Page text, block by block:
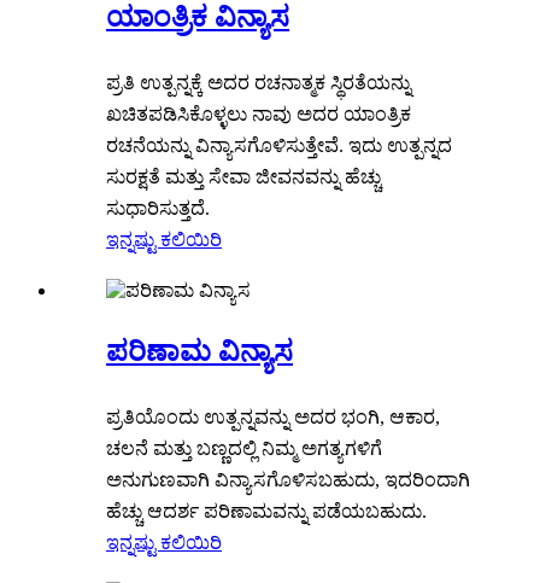
ಯಾಂತ್ರಿಕ ವಿನ್ಯಾಸ
ಪ್ರತಿ ಉತ್ಪನ್ನಕ್ಕೆ ಅದರ ರಚನಾತ್ಮಕ ಸ್ಥಿರತೆಯನ್ನು
ಖಚಿತಪಡಿಸಿಕೊಳ್ಳಲು ನಾವು ಅದರ ಯಾಂತ್ರಿಕ
ರಚನೆಯನ್ನು ವಿನ್ಯಾಸಗೊಳಿಸುತ್ತೇವೆ. ಇದು ಉತ್ಪನ್ನದ
ಸುರಕ್ಷತೆ ಮತ್ತು ಸೇವಾ ಜೀವನವನ್ನು ಹೆಚ್ಚು
ಸುಧಾರಿಸುತ್ತದೆ.
ಇನ್ನಷ್ಟು ಕಲಿಯಿರಿ
ಪರಿಣಾಮ ವಿನ್ಯಾಸ
ಪ್ರತಿಯೊಂದು ಉತ್ಪನ್ನವನ್ನು ಅದರ ಭಂಗಿ, ಆಕಾರ,
ಚಲನೆ ಮತ್ತು ಬಣ್ಣದಲ್ಲಿ ನಿಮ್ಮ ಅಗತ್ಯಗಳಿಗೆ
ಅನುಗುಣವಾಗಿ ವಿನ್ಯಾಸಗೊಳಿಸಬಹುದು, ಇದರಿಂದಾಗಿ
ಹೆಚ್ಚು ಆದರ್ಶ ಪರಿಣಾಮವನ್ನು ಪಡೆಯಬಹುದು.
ಇನ್ನಷ್ಟು ಕಲಿಯಿರಿ